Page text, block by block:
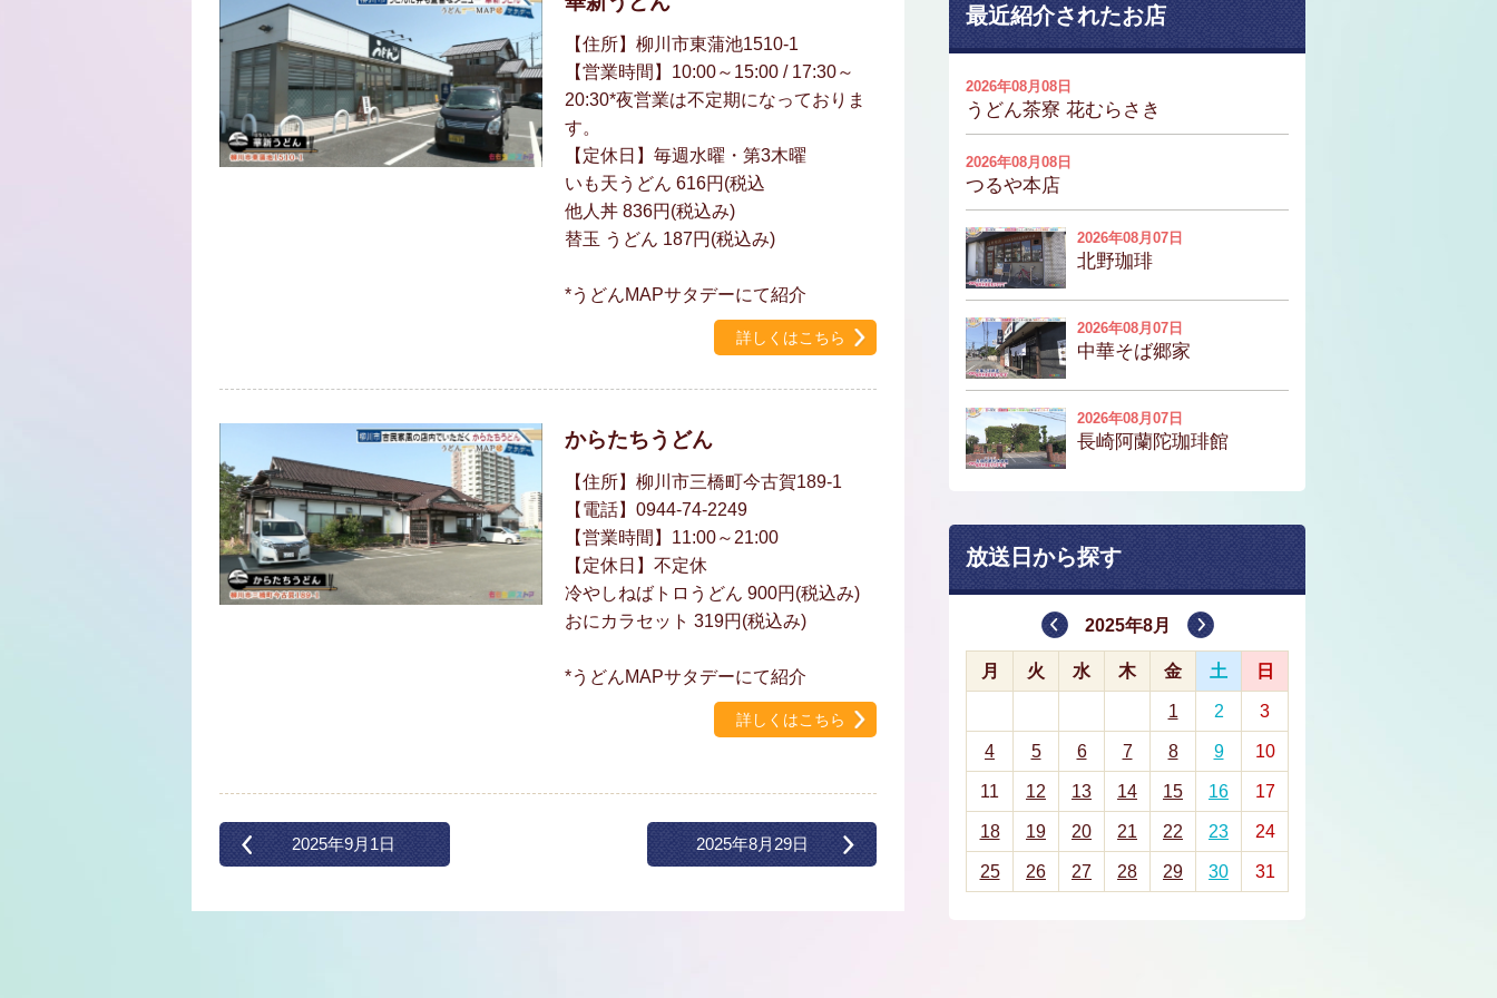
【住所】柳川市東蒲池1510-1
【営業時間】10:00～15:00 / 17:30～
20:30*夜営業は不定期になっておりま
す。
【定休日】毎週水曜・第3木曜
いも天うどん 616円(税込
他人丼 836円(税込み)
替玉 うどん 187円(税込み)
*うどんMAPサタデーにて紹介
詳しくはこちら
からたちうどん
【住所】柳川市三橋町今古賀189-1
【電話】0944-74-2249
【営業時間】11:00～21:00
【定休日】不定休
冷やしねばトロうどん 900円(税込み)
おにカラセット 319円(税込み)
*うどんMAPサタデーにて紹介
詳しくはこちら
2025年9月1日 2025年8月29日
最近紹介されたお店
2026年08月08日
うどん茶寮 花むらさき
2026年08月08日
つるや本店
2026年08月07日
北野珈琲
2026年08月07日
中華そば郷家
2026年08月07日
長崎阿蘭陀珈琲館
放送日から探す
2025年8月
月 火 水 木 金 土 日
1 2 3
4 5 6 7 8 9 10
11 12 13 14 15 16 17
18 19 20 21 22 23 24
25 26 27 28 29 30 31